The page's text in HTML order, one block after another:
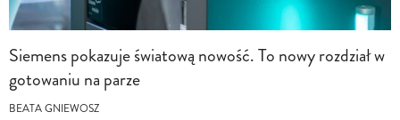
Siemens pokazuje światową nowość. To nowy rozdział w
gotowaniu na parze
BEATA GNIEWOSZ